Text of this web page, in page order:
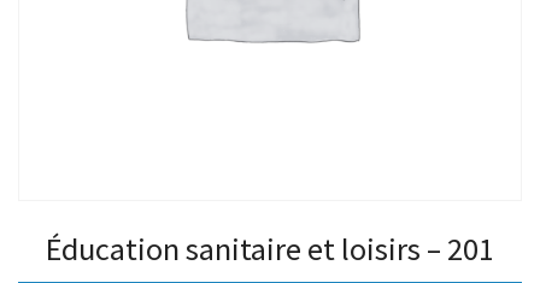
Éducation sanitaire et loisirs – 201